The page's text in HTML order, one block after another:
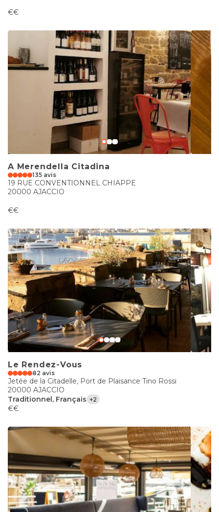
€€
A Merendella Citadina
135 avis
19 RUE CONVENTIONNEL CHIAPPE
20000 AJACCIO
€€
Le Rendez-Vous
82 avis
Jetée de la Citadelle, Port de Plaisance Tino Rossi
20000 AJACCIO
Traditionnel, Français +2
€€